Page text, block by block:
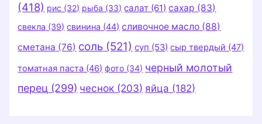
(418) рис (32) рыба (33) салат (61) сахар (83)
свекла (39) свинина (44) сливочное масло (88)
сметана (76) соль (521) суп (53) сыр твердый (47)
томатная паста (46) фото (34) черный молотый
перец (299) чеснок (203) яйца (182)